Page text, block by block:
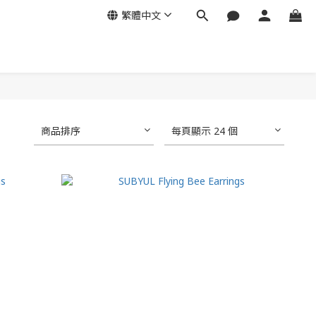
繁體中文
商品排序 每頁顯示 24 個